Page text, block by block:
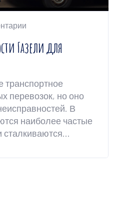
Газели для
транспортное
перевозок, но оно
В
наиболее частые
сталкиваются
или